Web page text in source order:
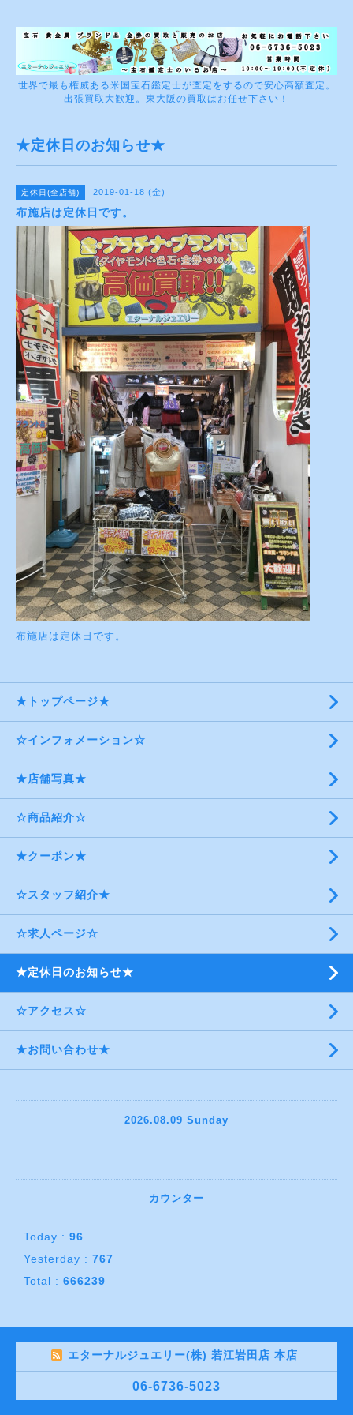
世界で最も権威ある米国宝石鑑定士が査定をするので安心高額査定。
出張買取大歓迎。東大阪の買取はお任せ下さい！
★定休日のお知らせ★
定休日(全店舗) 2019-01-18 (金)
布施店は定休日です。
布施店は定休日です。
★トップページ★
☆インフォメーション☆
★店舗写真★
☆商品紹介☆
★クーポン★
☆スタッフ紹介★
☆求人ページ☆
★定休日のお知らせ★
☆アクセス☆
★お問い合わせ★
2026.08.09 Sunday
カウンター
Today : 96
Yesterday : 767
Total : 666239
エターナルジュエリー(株) 若江岩田店 本店
06-6736-5023